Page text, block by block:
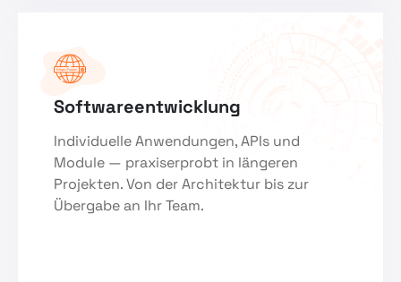
Softwareentwicklung
Individuelle Anwendungen, APIs und
Module — praxiserprobt in längeren
Projekten. Von der Architektur bis zur
Übergabe an Ihr Team.